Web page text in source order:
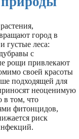
город в
густые леса:
с
рощи привлекают
своей красоты
подходящей для
неоценимую
в том, что
фитонцидов,
риск